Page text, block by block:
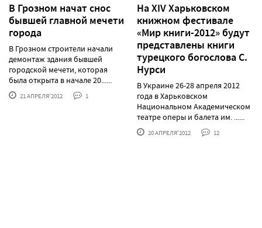
В Грозном начат снос
бывшей главной мечети
города
В Грозном строители начали
демонтаж здания бывшей
городской мечети, которая
была открыта в начале 20......
21 АПРЕЛЯ'2012 1
На ХIV Харьковском
книжном фестивале
«Мир книги-2012» будут
представлены книги
турецкого богослова С.
Нурси
В Украине 26-28 апреля 2012
года в Харьковском
Национальном Академическом
театре оперы и балета им. ......
20 АПРЕЛЯ'2012 12